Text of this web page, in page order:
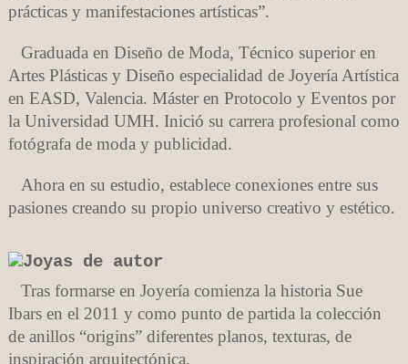
prácticas y manifestaciones artísticas”.
Graduada en Diseño de Moda, Técnico superior en
Artes Plásticas y Diseño especialidad de Joyería Artística
en EASD, Valencia. Máster en Protocolo y Eventos por
la Universidad UMH. Inició su carrera profesional como
fotógrafa de moda y publicidad.
Ahora en su estudio, establece conexiones entre sus
pasiones creando su propio universo creativo y estético.
Tras formarse en Joyería comienza la historia Sue
Ibars en el 2011 y como punto de partida la colección
de anillos “origins” diferentes planos, texturas, de
inspiración arquitectónica.